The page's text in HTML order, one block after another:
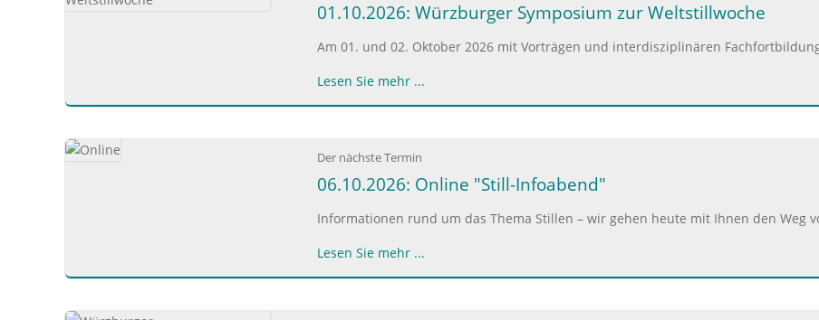
01.10.2026: Würzburger Symposium zur Weltstillwoche
Am 01. und 02. Oktober 2026 mit Vorträgen und interdisziplinären
Lesen Sie mehr ...
Der nächste Termin
06.10.2026: Online "Still-Infoabend"
Informationen rund um das Thema Stillen – wir gehen heute mit Ihnen den Weg
Lesen Sie mehr ...